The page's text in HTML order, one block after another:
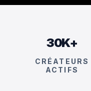
30K+
CRÉATEURS
ACTIFS